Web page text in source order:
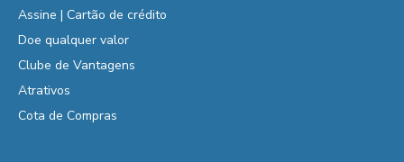
Assine | Cartão de crédito
Doe qualquer valor
Clube de Vantagens
Atrativos
Cota de Compras